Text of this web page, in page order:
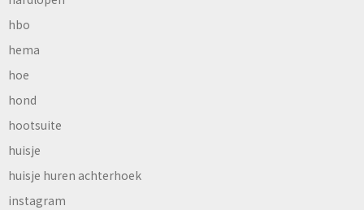
hbo
hema
hoe
hond
hootsuite
huisje
huisje huren achterhoek
instagram